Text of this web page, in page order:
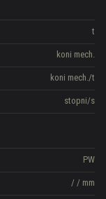
t
koni mech.
koni mech./t
stopni/s
PW
/ / mm